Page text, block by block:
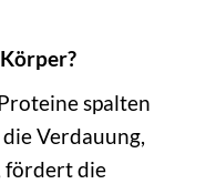
spalten
Verdauung,
fördert die